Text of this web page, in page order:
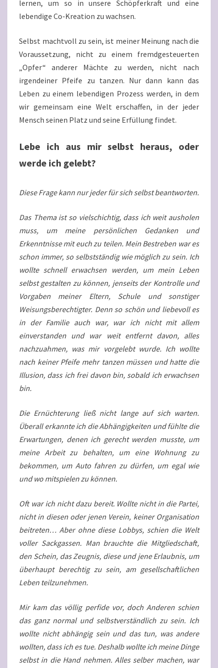
lernen, um so in unsere Schöpferkraft und eine
lebendige Co-Kreation zu wachsen.
Selbst machtvoll zu sein, ist meiner Meinung nach die
Voraussetzung, nicht zu einem fremdgesteuerten
„Opfer“ anderer Mächte zu werden, nicht nach
irgendeiner Pfeife zu tanzen. Nur dann kann das
Leben zu einem lebendigen Prozess werden, in dem
wir gemeinsam eine Welt erschaffen, in der jeder
Mensch seinen Platz und seine Erfüllung findet.
Lebe ich aus mir selbst heraus, oder
werde ich gelebt?
Diese Frage kann nur jeder für sich selbst beantworten.
Das Thema ist so vielschichtig, dass ich weit ausholen
muss, um meine persönlichen Gedanken und
Erkenntnisse mit euch zu teilen. Mein Bestreben war es
schon immer, so selbstständig wie möglich zu sein. Ich
wollte schnell erwachsen werden, um mein Leben
selbst gestalten zu können, jenseits der Kontrolle und
Vorgaben meiner Eltern, Schule und sonstiger
Weisungsberechtigter. Denn so schön und liebevoll es
in der Familie auch war, war ich nicht mit allem
einverstanden und war weit entfernt davon, alles
nachzuahmen, was mir vorgelebt wurde. Ich wollte
nach keiner Pfeife mehr tanzen müssen und hatte die
Illusion, dass ich frei davon bin, sobald ich erwachsen
bin.
Die Ernüchterung ließ nicht lange auf sich warten.
Überall erkannte ich die Abhängigkeiten und fühlte die
Erwartungen, denen ich gerecht werden musste, um
meine Arbeit zu behalten, um eine Wohnung zu
bekommen, um Auto fahren zu dürfen, um egal wie
und wo mitspielen zu können.
Oft war ich nicht dazu bereit. Wollte nicht in die Partei,
nicht in diesen oder jenen Verein, keiner Organisation
beitreten… Aber ohne diese Lobbys, schien die Welt
voller Sackgassen. Man brauchte die Mitgliedschaft,
den Schein, das Zeugnis, diese und jene Erlaubnis, um
überhaupt berechtig zu sein, am gesellschaftlichen
Leben teilzunehmen.
Mir kam das völlig perfide vor, doch Anderen schien
das ganz normal und selbstverständlich zu sein. Ich
wollte nicht abhängig sein und das tun, was andere
wollten, dass ich es tue. Deshalb wollte ich meine Dinge
selbst in die Hand nehmen. Alles selber machen, war